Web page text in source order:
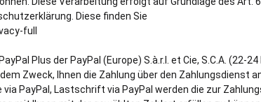
Diese finden Sie
full
Plus der PayPal (Europe) S.à.r.l. et Cie, S.C.A. (22-24
Zweck, Ihnen die Zahlung über den Zahlungsdienst
PayPal, Lastschrift via PayPal werden die zur